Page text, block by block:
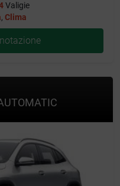
Valigie
, Clima